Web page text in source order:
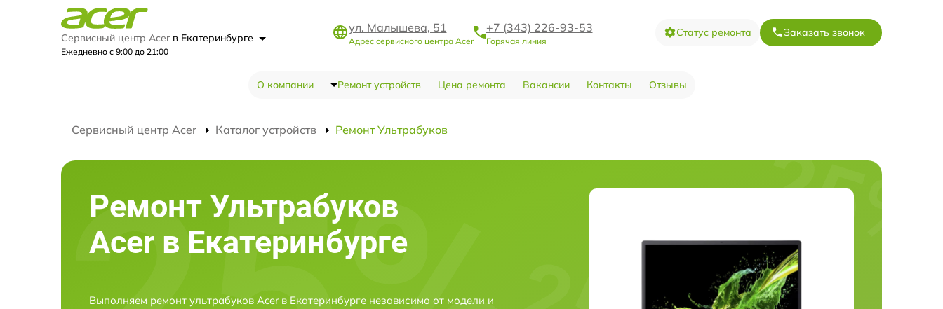
Сервисный центр Acer в Екатеринбурге
Ежедневно с 9:00 до 21:00
ул. Малышева, 51
Адрес сервисного центра Acer
+7 (343) 226-93-53
Горячая линия
Статус ремонта Заказать звонок
О компании Ремонт устройств Цена ремонта Вакансии Контакты Отзывы
Сервисный центр Acer Каталог устройств Ремонт Ультрабуков
Ремонт Ультрабуков
Acer в Екатеринбурге
Выполняем ремонт ультрабуков Acer в Екатеринбурге независимо от модели и